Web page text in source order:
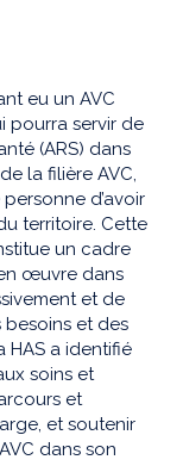
eu un AVC
pourra servir de
(ARS) dans
la filière AVC,
d’avoir
territoire. Cette
un cadre
œuvre dans
et de
et des
HAS a identifié
soins et
et
et soutenir
dans son